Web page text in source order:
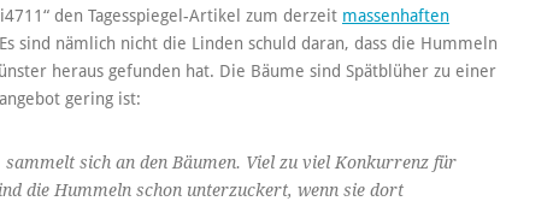
den Tagesspiegel-Artikel zum derzeit massenhaften
sind nämlich nicht die Linden schuld daran, dass die Hummeln
heraus gefunden hat. Die Bäume sind Spätblüher zu einer
gering ist:
sammelt sich an den Bäumen. Viel zu viel Konkurrenz für
die Hummeln schon unterzuckert, wenn sie dort